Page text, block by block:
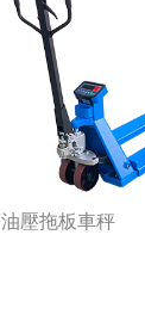
油壓拖板車秤